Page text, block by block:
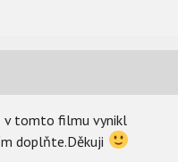
v tomto filmu vynikl
doplňte.Děkuji